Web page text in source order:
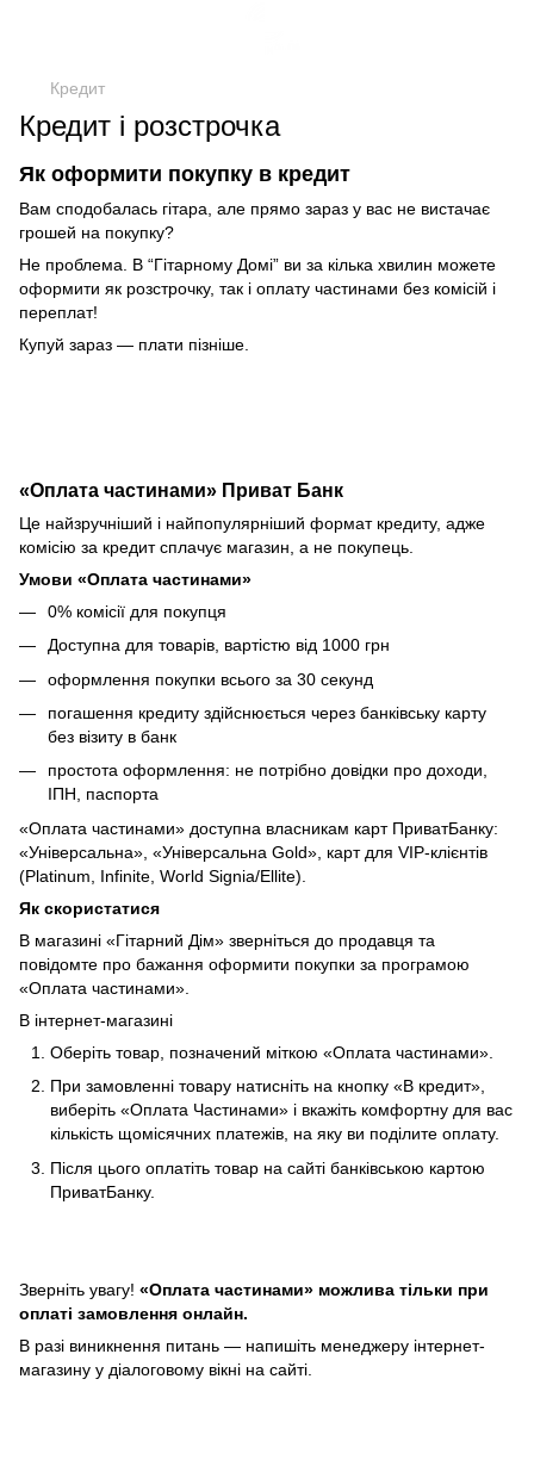
Кредит
Кредит і розстрочка
Як оформити покупку в кредит
Вам сподобалась гітара, але прямо зараз у вас не вистачає
грошей на покупку?
Не проблема. В “Гітарному Домі” ви за кілька хвилин можете
оформити як розстрочку, так і оплату частинами без комісій і
переплат!
Купуй зараз — плати пізніше.
«Оплата частинами» Приват Банк
Це найзручніший і найпопулярніший формат кредиту, адже
комісію за кредит сплачує магазин, а не покупець.
Умови «Оплата частинами»
0% комісії для покупця
Доступна для товарів, вартістю від 1000 грн
оформлення покупки всього за 30 секунд
погашення кредиту здійснюється через банківську карту
без візиту в банк
простота оформлення: не потрібно довідки про доходи,
ІПН, паспорта
«Оплата частинами» доступна власникам карт ПриватБанку:
«Універсальна», «Універсальна Gold», карт для VIP-клієнтів
(Platinum, Infinite, World Signia/Ellite).
Як скористатися
В магазині «Гітарний Дім» зверніться до продавця та
повідомте про бажання оформити покупки за програмою
«Оплата частинами».
В інтернет-магазині
Оберіть товар, позначений міткою «Оплата частинами».
При замовленні товару натисніть на кнопку «В кредит»,
виберіть «Оплата Частинами» і вкажіть комфортну для вас
кількість щомісячних платежів, на яку ви поділите оплату.
Після цього оплатіть товар на сайті банківською картою
ПриватБанку.
Зверніть увагу! «Оплата частинами» можлива тільки при
оплаті замовлення онлайн.
В разі виникнення питань — напишіть менеджеру інтернет-
магазину у діалоговому вікні на сайті.